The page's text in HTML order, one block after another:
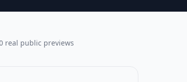
real public previews